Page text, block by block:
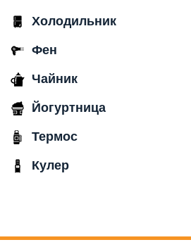
Холодильник
Фен
Чайник
Йогуртница
Термос
Кулер